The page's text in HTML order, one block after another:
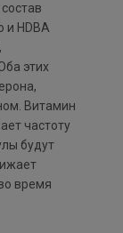
и HDBA
этих
Витамин
частоту
будут
время